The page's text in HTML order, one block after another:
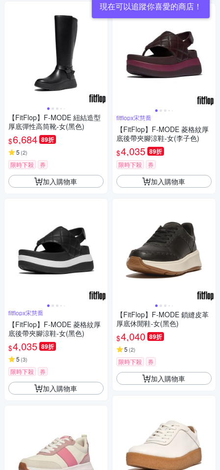
【FitFlop】F-MODE 紐結造型
厚底彈性高筒靴-女(黑色)
$6,684 89折
5 (2)
限時下殺 券
加入購物車
fitflopx宋慧喬
【FitFlop】F-MODE 菱格紋厚
底後帶夾腳涼鞋-女(黑色)
$4,035 89折
5 (3)
限時下殺 券
加入購物車
現在可以追蹤你喜愛的商店！
fitflopx宋慧喬
【FitFlop】F-MODE 菱格紋厚
底後帶夾腳涼鞋-女(李子色)
$4,035 89折
限時下殺 券
加入購物車
【FitFlop】F-MODE 鎖縫皮革
厚底休閒鞋-女(黑色)
$4,040 89折
5 (2)
限時下殺 券
加入購物車